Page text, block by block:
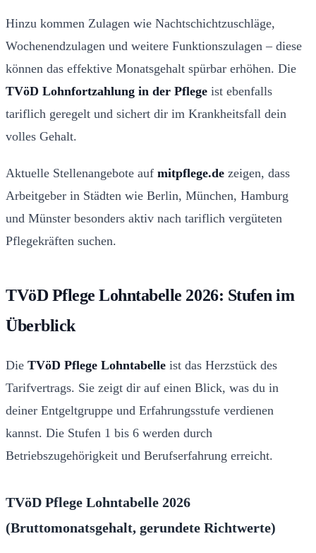
Hinzu kommen Zulagen wie Nachtschichtzuschläge,
Wochenendzulagen und weitere Funktionszulagen – diese
können das effektive Monatsgehalt spürbar erhöhen. Die
TVöD Lohnfortzahlung in der Pflege ist ebenfalls
tariflich geregelt und sichert dir im Krankheitsfall dein
volles Gehalt.
Aktuelle Stellenangebote auf mitpflege.de zeigen, dass
Arbeitgeber in Städten wie Berlin, München, Hamburg
und Münster besonders aktiv nach tariflich vergüteten
Pflegekräften suchen.
TVöD Pflege Lohntabelle 2026: Stufen im
Überblick
Die TVöD Pflege Lohntabelle ist das Herzstück des
Tarifvertrags. Sie zeigt dir auf einen Blick, was du in
deiner Entgeltgruppe und Erfahrungsstufe verdienen
kannst. Die Stufen 1 bis 6 werden durch
Betriebszugehörigkeit und Berufserfahrung erreicht.
TVöD Pflege Lohntabelle 2026
(Bruttomonatsgehalt, gerundete Richtwerte)